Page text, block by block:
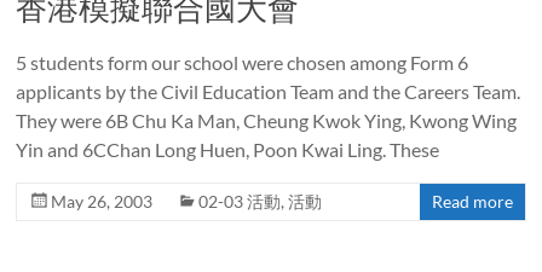
5 students form our school were chosen among Form 6
applicants by the Civil Education Team and the Careers Team.
They were 6B Chu Ka Man, Cheung Kwok Ying, Kwong Wing
Yin and 6CChan Long Huen, Poon Kwai Ling. These
May 26, 2003 02-03 活動,活動 Read more